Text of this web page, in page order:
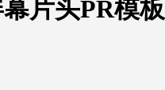
片头PR模板